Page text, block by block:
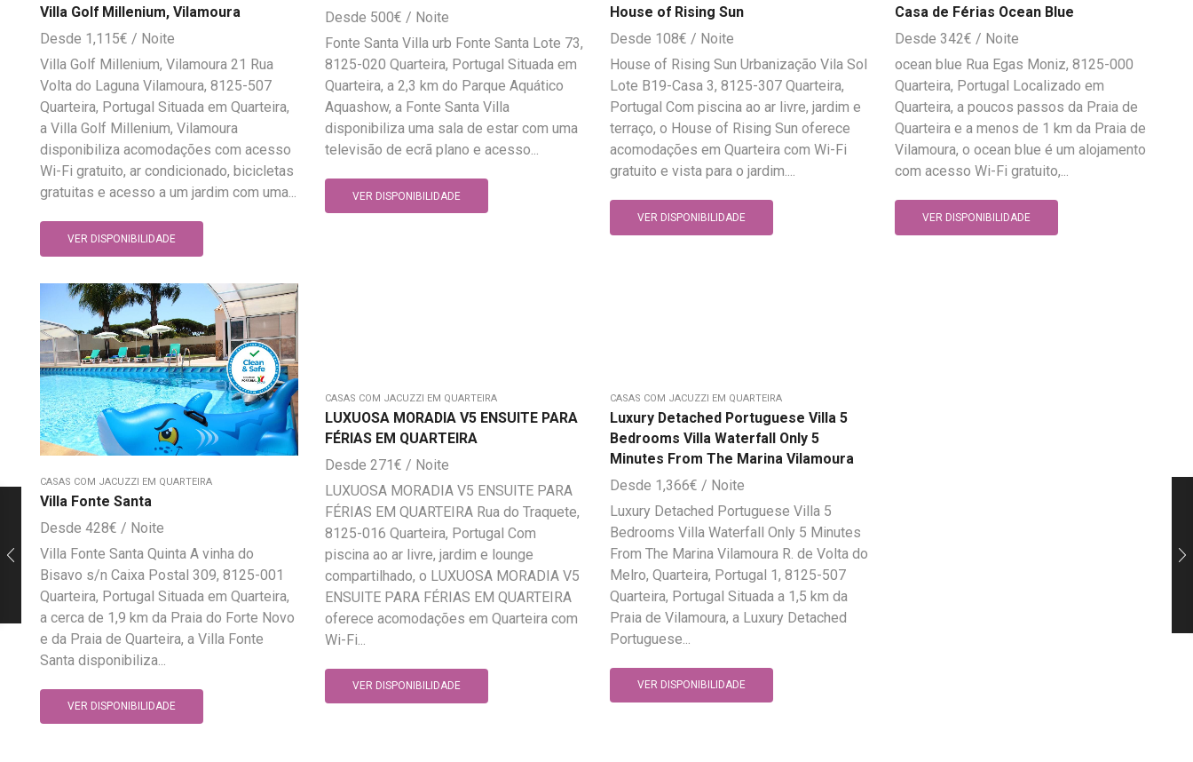
Villa Golf Millenium, Vilamoura
1,115€
Villa Golf Millenium, Vilamoura 21 Rua
Volta do Laguna Vilamoura, 8125-507
Quarteira, Portugal Situada em Quarteira,
a Villa Golf Millenium, Vilamoura
disponibiliza acomodações com acesso
Wi-Fi gratuito, ar condicionado, bicicletas
gratuitas e acesso a um jardim com uma...
VER DISPONIBILIDADE
500€
Fonte Santa Villa urb Fonte Santa Lote 73,
8125-020 Quarteira, Portugal Situada em
Quarteira, a 2,3 km do Parque Aquático
Aquashow, a Fonte Santa Villa
disponibiliza uma sala de estar com uma
televisão de ecrã plano e acesso...
VER DISPONIBILIDADE
House of Rising Sun
108€
House of Rising Sun Urbanização Vila Sol
Lote B19-Casa 3, 8125-307 Quarteira,
Portugal Com piscina ao ar livre, jardim e
terraço, o House of Rising Sun oferece
acomodações em Quarteira com Wi-Fi
gratuito e vista para o jardim....
VER DISPONIBILIDADE
Casa de Férias Ocean Blue
342€
ocean blue Rua Egas Moniz, 8125-000
Quarteira, Portugal Localizado em
Quarteira, a poucos passos da Praia de
Quarteira e a menos de 1 km da Praia de
Vilamoura, o ocean blue é um alojamento
com acesso Wi-Fi gratuito,...
VER DISPONIBILIDADE
CASAS COM JACUZZI EM QUARTEIRA
Villa Fonte Santa
428€
Villa Fonte Santa Quinta A vinha do
Bisavo s/n Caixa Postal 309, 8125-001
Quarteira, Portugal Situada em Quarteira,
a cerca de 1,9 km da Praia do Forte Novo
e da Praia de Quarteira, a Villa Fonte
Santa disponibiliza...
VER DISPONIBILIDADE
CASAS COM JACUZZI EM QUARTEIRA
LUXUOSA MORADIA V5 ENSUITE PARA
FÉRIAS EM QUARTEIRA
271€
LUXUOSA MORADIA V5 ENSUITE PARA
FÉRIAS EM QUARTEIRA Rua do Traquete,
8125-016 Quarteira, Portugal Com
piscina ao ar livre, jardim e lounge
compartilhado, o LUXUOSA MORADIA V5
ENSUITE PARA FÉRIAS EM QUARTEIRA
oferece acomodações em Quarteira com
Wi-Fi...
VER DISPONIBILIDADE
CASAS COM JACUZZI EM QUARTEIRA
Luxury Detached Portuguese Villa 5
Bedrooms Villa Waterfall Only 5
Minutes From The Marina Vilamoura
1,366€
Luxury Detached Portuguese Villa 5
Bedrooms Villa Waterfall Only 5 Minutes
From The Marina Vilamoura R. de Volta do
Melro, Quarteira, Portugal 1, 8125-507
Quarteira, Portugal Situada a 1,5 km da
Praia de Vilamoura, a Luxury Detached
Portuguese...
VER DISPONIBILIDADE